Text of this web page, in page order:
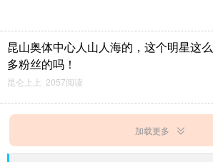
昆山奥体中心人山人海的，这个明星这么
多粉丝的吗！
昆仑上上 2057阅读
加载更多